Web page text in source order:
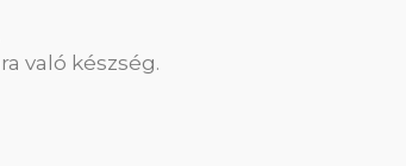
való készség.